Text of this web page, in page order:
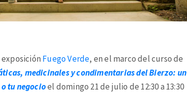
Fuego Verde, en el marco del curso de
medicinales y condimentarias del Bierzo: un
tu negocioel domingo 21 de julio de 12:30 a 13:30